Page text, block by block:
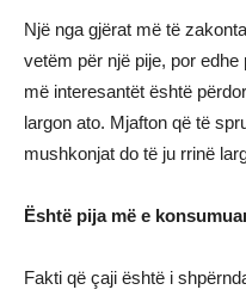
Një nga gjërat më të
vetëm për një pije, por
më interesantët është
largon ato. Mjafton që të
mushkonjat do të ju rrinë
Është pija më e
Fakti që çaji është i